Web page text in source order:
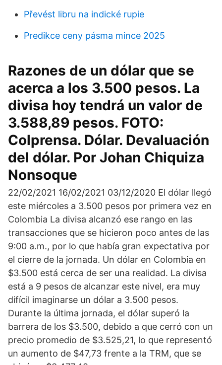
Převést libru na indické rupie
Predikce ceny pásma mince 2025
Razones de un dólar que se
acerca a los 3.500 pesos. La
divisa hoy tendrá un valor de
3.588,89 pesos. FOTO:
Colprensa. Dólar. Devaluación
del dólar. Por Johan Chiquiza
Nonsoque
22/02/2021 16/02/2021 03/12/2020 El dólar llegó
este miércoles a 3.500 pesos por primera vez en
Colombia La divisa alcanzó ese rango en las
transacciones que se hicieron poco antes de las
9:00 a.m., por lo que había gran expectativa por
el cierre de la jornada. Un dólar en Colombia en
$3.500 está cerca de ser una realidad. La divisa
está a 9 pesos de alcanzar este nivel, era muy
difícil imaginarse un dólar a 3.500 pesos.
Durante la última jornada, el dólar superó la
barrera de los $3.500, debido a que cerró con un
precio promedio de $3.525,21, lo que representó
un aumento de $47,73 frente a la TRM, que se